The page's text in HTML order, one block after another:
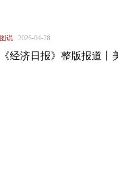
图说 2026-04-28
《经济日报》整版报道丨